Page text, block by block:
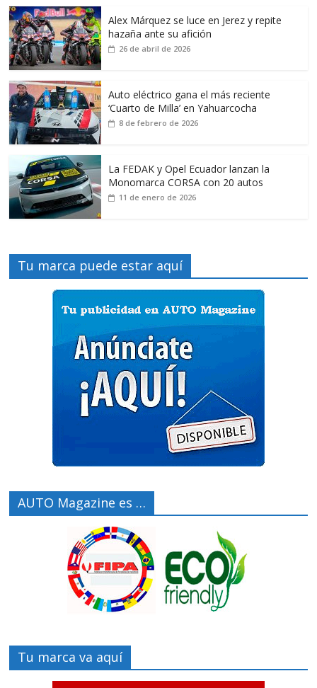
Alex Márquez se luce en Jerez y repite
hazaña ante su afición
26 de abril de 2026
Auto eléctrico gana el más reciente
‘Cuarto de Milla’ en Yahuarcocha
8 de febrero de 2026
La FEDAK y Opel Ecuador lanzan la
Monomarca CORSA con 20 autos
11 de enero de 2026
Tu marca puede estar aquí
AUTO Magazine es …
Tu marca va aquí